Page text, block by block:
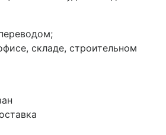
складе, строительном